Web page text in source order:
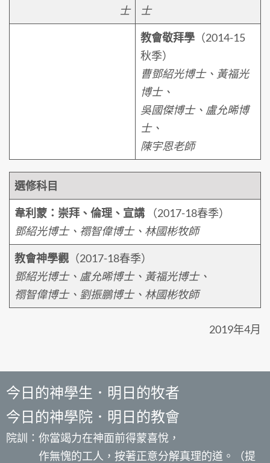
士
士
教會敬拜學 （2014-15
秋季）
曹鄧紹光博士、黃福光
博士、
吳國傑博士、盧允晞博
士、
陳宇恩老師
選修科目
韋利蒙：崇拜、倫理、宣講 （2017-18春季）
鄧紹光博士、禤智偉博士、林國彬牧師
教會神學觀 （2017-18春季）
鄧紹光博士、盧允晞博士、黃福光博士、
禤智偉博士、劉振鵬博士、林國彬牧師
2019年4月
今日的神學生．明日的牧者
今日的神學院．明日的教會
院訓：你當竭力在神面前得蒙喜悅，
作無愧的工人，按著正意分解真理的道。（提